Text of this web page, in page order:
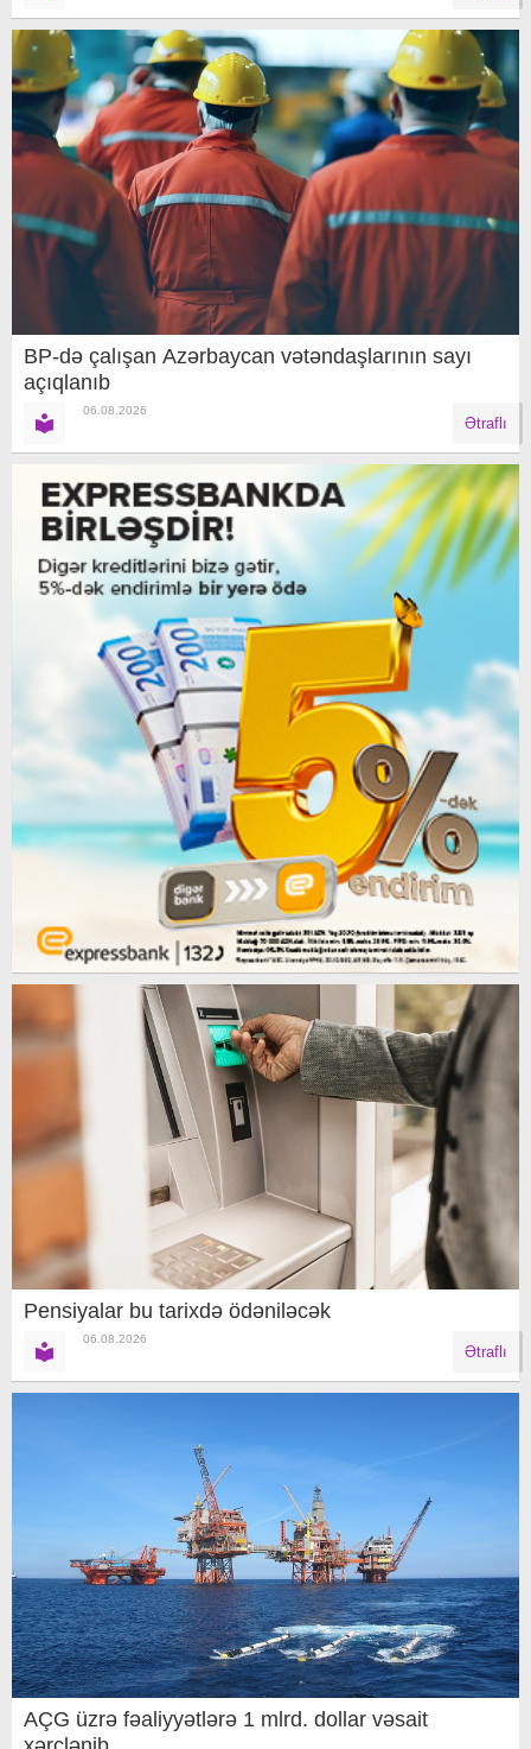
BP-də çalışan Azərbaycan vətəndaşlarının sayı
açıqlanıb
06.08.2026
Ətraflı
Pensiyalar bu tarixdə ödəniləcək
06.08.2026
Ətraflı
AÇG üzrə fəaliyyətlərə 1 mlrd. dollar vəsait